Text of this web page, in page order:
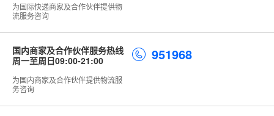
为国际快递商家及合作伙伴提供物
流服务咨询
国内商家及合作伙伴服务热线
周一至周日09:00-21:00
为国内商家及合作伙伴提供物流服
务咨询
951968